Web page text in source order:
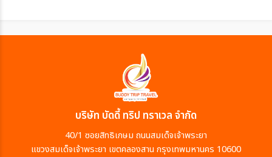
บริษัท บัดดี้ ทริป ทราเวล จำกัด
40/1 ซอยสิทธิเกษม ถนนสมเด็จเจ้าพระยา
แขวงสมเด็จเจ้าพระยา เขตคลองสาน กรุงเทพมหานคร 10600